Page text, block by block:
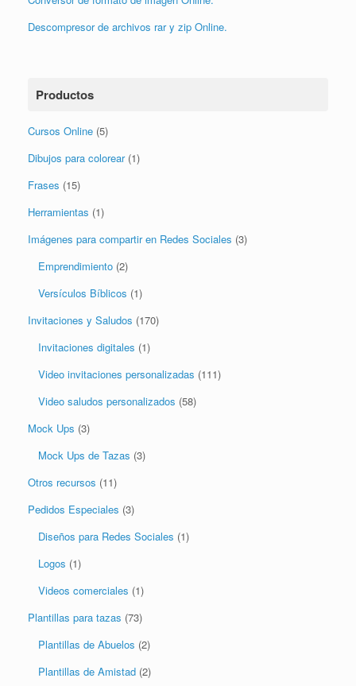
Conversor de formato de imagen Online.
Descompresor de archivos rar y zip Online.
Productos
Cursos Online (5)
Dibujos para colorear (1)
Frases (15)
Herramientas (1)
Imágenes para compartir en Redes Sociales (3)
Emprendimiento (2)
Versículos Bíblicos (1)
Invitaciones y Saludos (170)
Invitaciones digitales (1)
Video invitaciones personalizadas (111)
Video saludos personalizados (58)
Mock Ups (3)
Mock Ups de Tazas (3)
Otros recursos (11)
Pedidos Especiales (3)
Diseños para Redes Sociales (1)
Logos (1)
Videos comerciales (1)
Plantillas para tazas (73)
Plantillas de Abuelos (2)
Plantillas de Amistad (2)